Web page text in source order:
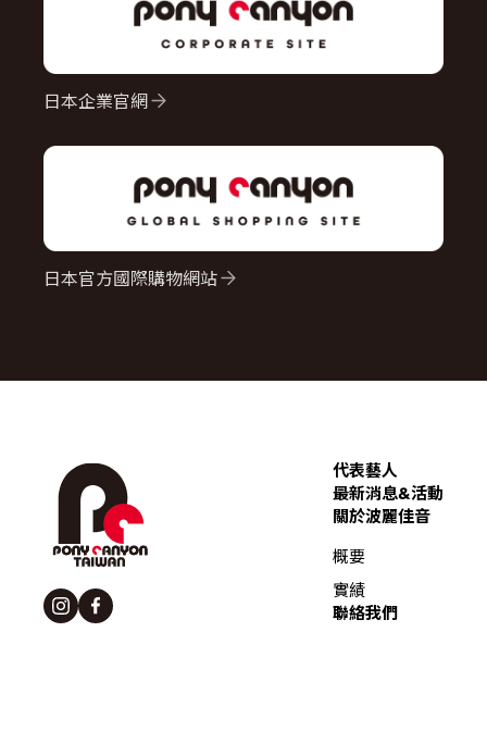
日本企業官網
日本官方國際購物網站
代表藝人
最新消息&活動
關於波麗佳音
概要
實績
聯絡我們